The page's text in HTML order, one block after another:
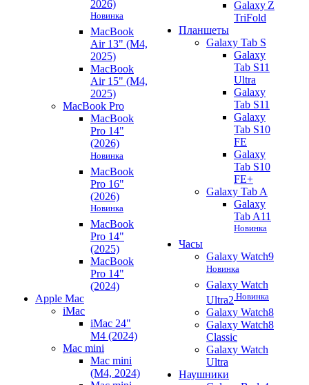
2026)
Новинка
MacBook
Air 13" (M4,
2025)
MacBook
Air 15" (M4,
2025)
MacBook Pro
MacBook
Pro 14"
(2026)
Новинка
MacBook
Pro 16"
(2026)
Новинка
MacBook
Pro 14"
(2025)
MacBook
Pro 14"
(2024)
Apple Mac
iMac
iMac 24"
M4 (2024)
Mac mini
Mac mini
(M4, 2024)
Galaxy Z
TriFold
Планшеты
Galaxy Tab S
Galaxy
Tab S11
Ultra
Galaxy
Tab S11
Galaxy
Tab S10
FE
Galaxy
Tab S10
FE+
Galaxy Tab A
Galaxy
Tab A11
Новинка
Часы
Galaxy Watch9
Новинка
Galaxy Watch
Ultra2 Новинка
Galaxy Watch8
Galaxy Watch8
Classic
Galaxy Watch
Ultra
Наушники